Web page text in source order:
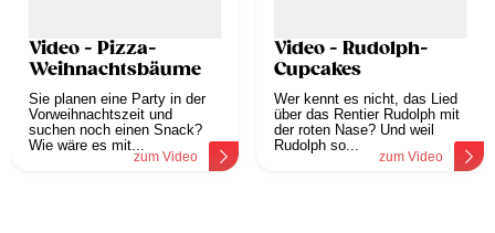
Video - Pizza-
Weihnachtsbäume
Sie planen eine Party in der
Vorweihnachtszeit und
suchen noch einen Snack?
Wie wäre es mit...
zum Video
Video - Rudolph-
Cupcakes
Wer kennt es nicht, das Lied
über das Rentier Rudolph mit
der roten Nase? Und weil
Rudolph so...
zum Video